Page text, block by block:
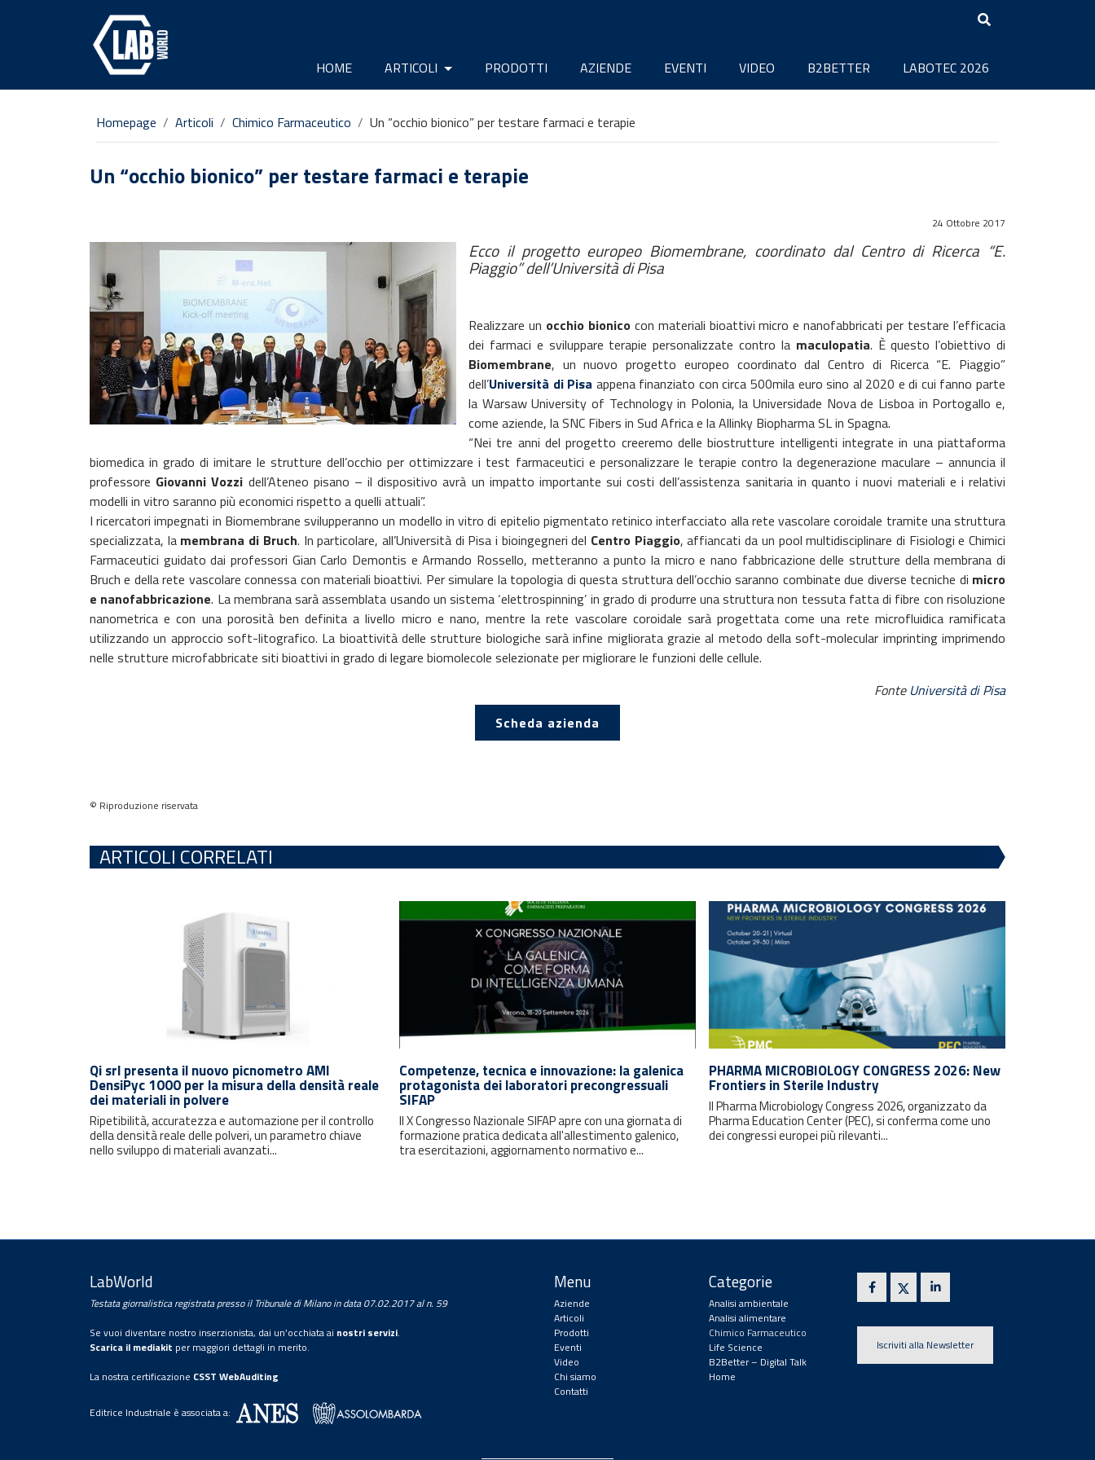
HOME ARTICOLI PRODOTTI AZIENDE EVENTI VIDEO B2BETTER LABOTEC 2026
Homepage Articoli Chimico Farmaceutico Un “occhio bionico” per testare farmaci e terapie
Un “occhio bionico” per testare farmaci e terapie
24 Ottobre 2017
Ecco il progetto europeo Biomembrane, coordinato dal Centro di Ricerca “E.
Piaggio” dell’Università di Pisa
Realizzare un occhio bionicocon materiali bioattivi micro e nanofabbricati per testare l’efficacia
dei farmaci e sviluppare terapie personalizzate contro la maculopatia. È questo l’obiettivo di
Biomembrane, un nuovo progetto europeo coordinato dal Centro di Ricerca “E. Piaggio”
dell’Università di Pisa appena finanziato con circa 500mila euro sino al 2020 e di cui fanno parte
la Warsaw University of Technology in Polonia, la Universidade Nova de Lisboa in Portogallo e,
come aziende, la SNC Fibers in Sud Africa e la Allinky Biopharma SL in Spagna.
“Nei tre anni del progetto creeremo delle biostrutture intelligenti integrate in una piattaforma
biomedica in grado di imitare le strutture dell’occhio per ottimizzare i test farmaceutici e personalizzare le terapie contro la degenerazione maculare – annuncia il
professore Giovanni Vozzi dell’Ateneo pisano – il dispositivo avrà un impatto importante sui costi dell’assistenza sanitaria in quanto i nuovi materiali e i relativi
modelli in vitro saranno più economici rispetto a quelli attuali”.
I ricercatori impegnati in Biomembrane svilupperanno un modello in vitro di epitelio pigmentato retinico interfacciato alla rete vascolare coroidale tramite una struttura
specializzata, la membrana di Bruch. In particolare, all’Università di Pisa i bioingegneri del Centro Piaggio, affiancati da un pool multidisciplinare di Fisiologi e Chimici
Farmaceutici guidato dai professori Gian Carlo Demontis e Armando Rossello, metteranno a punto la micro e nano fabbricazione delle strutture della membrana di
Bruch e della rete vascolare connessa con materiali bioattivi. Per simulare la topologia di questa struttura dell’occhio saranno combinate due diverse tecniche di micro
e nanofabbricazione. La membrana sarà assemblata usando un sistema ‘elettrospinning’ in grado di produrre una struttura non tessuta fatta di fibre con risoluzione
nanometrica e con una porosità ben definita a livello micro e nano, mentre la rete vascolare coroidale sarà progettata come una rete microfluidica ramificata
utilizzando un approccio soft-litografico. La bioattività delle strutture biologiche sarà infine migliorata grazie al metodo della soft-molecular imprinting imprimendo
nelle strutture microfabbricate siti bioattivi in grado di legare biomolecole selezionate per migliorare le funzioni delle cellule.
Fonte Università di Pisa
Scheda azienda
© Riproduzione riservata
ARTICOLI CORRELATI
Qi srl presenta il nuovo picnometro AMI
DensiPyc 1000 per la misura della densità reale
dei materiali in polvere
Ripetibilità, accuratezza e automazione per il controllo
della densità reale delle polveri, un parametro chiave
nello sviluppo di materiali avanzati...
Competenze, tecnica e innovazione: la galenica
protagonista dei laboratori precongressuali
SIFAP
Il X Congresso Nazionale SIFAP apre con una giornata di
formazione pratica dedicata all'allestimento galenico,
tra esercitazioni, aggiornamento normativo e...
PHARMA MICROBIOLOGY CONGRESS 2026: New
Frontiers in Sterile Industry
Il Pharma Microbiology Congress 2026, organizzato da
Pharma Education Center (PEC), si conferma come uno
dei congressi europei più rilevanti...
LabWorld
Testata giornalistica registrata presso il Tribunale di Milano in data 07.02.2017 al n. 59
Se vuoi diventare nostro inserzionista, dai un’occhiata ai nostri servizi.
Scarica il mediakit per maggiori dettagli in merito.
La nostra certificazione CSST WebAuditing
Editrice Industriale è associata a:
Menu
Aziende
Articoli
Prodotti
Eventi
Video
Chi siamo
Contatti
Categorie
Analisi ambientale
Analisi alimentare
Chimico Farmaceutico
Life Science
B2Better – Digital Talk
Home
Iscriviti alla Newsletter
Rimani sempre aggiornato con le
ultime notizie e i prossimi eventi.
Trattamento dei dati personali
Con la sottoscrizione della presente, l’utente
presta il proprio consenso al trattamento dei
Editrice Industriale Srl.